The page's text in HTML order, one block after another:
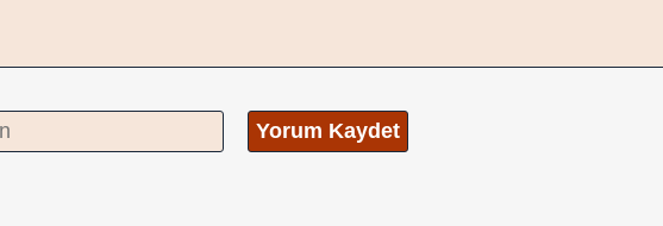
Yorum Kaydet